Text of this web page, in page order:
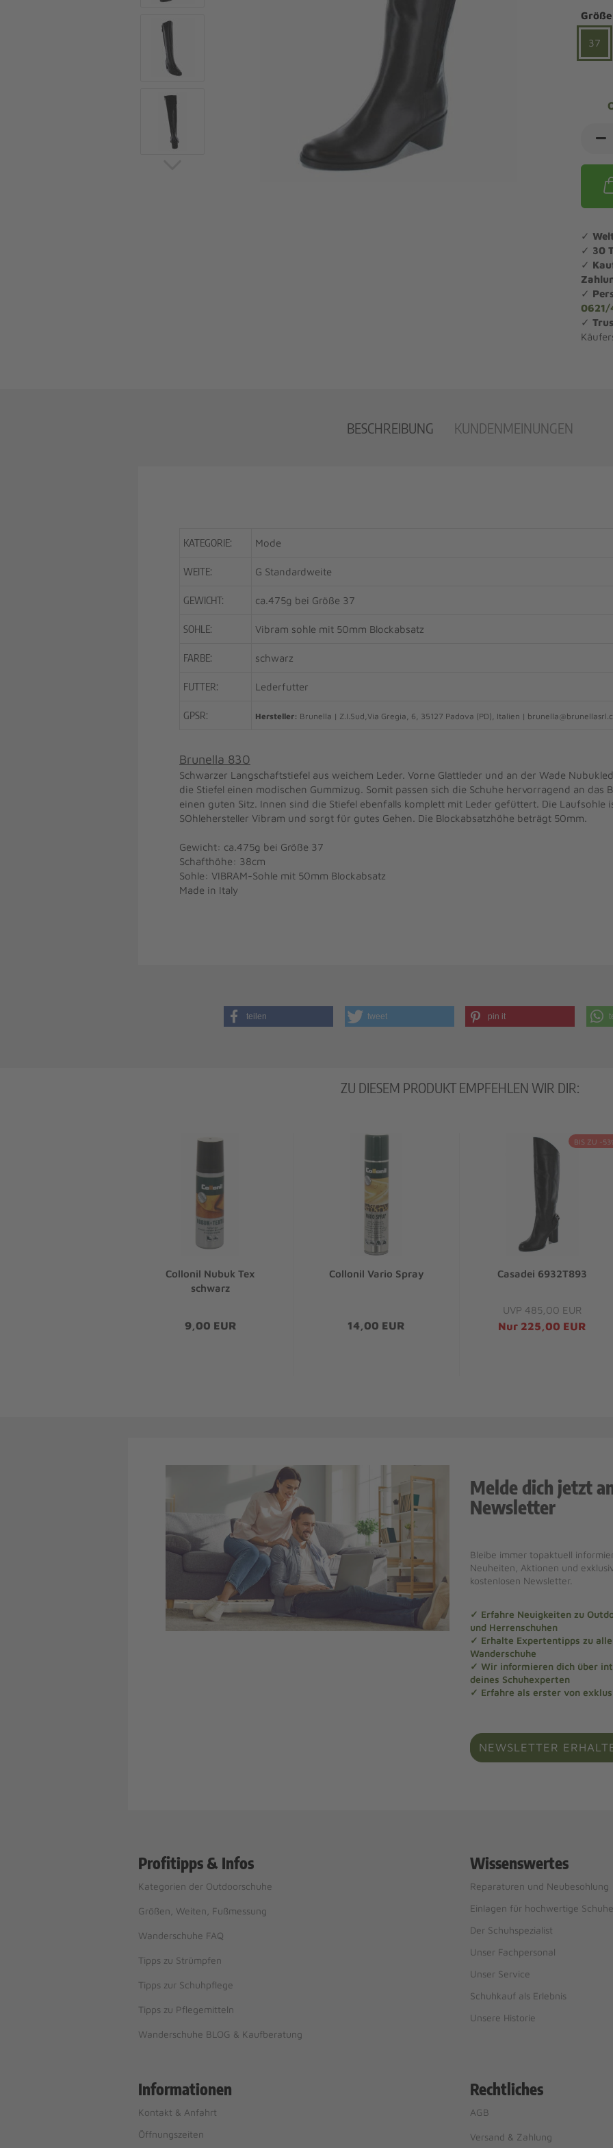
Jagdschuhe
Jagdschuhe für Damen
Winterjagd und
Gummistiefel
Zwiegenähte Jagdschuhe
Pflege und Leisten -
Socken und Strümpfe -
Steigeisen und Gamaschen
Stiefeletten Komfort
Sandaletten
Komfortschuhe Sale
37
✓
✓ 30
✓
✓
0621/
✓
BESCHREIBUNG KUNDENMEINUNGEN
KATEGORIE: Mode
WEITE: G Standardweite
GEWICHT: ca.475g bei Größe 37
SOHLE: Vibram sohle mit 50mm Blockabsatz
FARBE: schwarz
FUTTER: Lederfutter
GPSR: Hersteller: Brunella | Z.I.Sud,Via Gregia, 6, 35127 Padova (PD), Italien |
Brunella 830
Schwarzer Langschaftstiefel aus weichem Leder. Vorne Glattleder und an der Wade
die Stiefel einen modischen Gummizug. Somit passen sich die Schuhe hervorragend an das
einen guten Sitz. Innen sind die Stiefel ebenfalls komplett mit Leder gefüttert. Die Laufsohle
SOhlehersteller Vibram und sorgt für gutes Gehen. Die Blockabsatzhöhe beträgt 50mm.
Gewicht: ca.475g bei Größe 37
Schafthöhe: 38cm
Sohle: VIBRAM-Sohle mit 50mm Blockabsatz
Made in Italy
teilen tweet pin it
ZU DIESEM PRODUKT EMPFEHLEN WIR DIR:
Collonil Nubuk Tex
schwarz
9,00 EUR
Collonil Vario Spray
14,00 EUR
BIS ZU -
Casadei 6932T893
UVP 485,00 EUR
Nur 225,00 EUR
Melde dich jetzt
Newsletter
Bleibe immer topaktuell
Neuheiten, Aktionen und
kostenlosen Newsletter.
✓ Erfahre Neuigkeiten zu
und Herrenschuhen
✓ Erhalte Expertentipps zu
Wanderschuhe
✓ Wir informieren dich über
deines Schuhexperten
✓ Erfahre als erster von
NEWSLETTER
Profitipps & Infos
Kategorien der Outdoorschuhe
Größen, Weiten, Fußmessung
Wanderschuhe FAQ
Tipps zu Strümpfen
Tipps zur Schuhpflege
Tipps zu Pflegemitteln
Wanderschuhe BLOG & Kaufberatung
Wissenswertes
Reparaturen und Neubesohlung
Einlagen für hochwertige Schuhe
Der Schuhspezialist
Unser Fachpersonal
Unser Service
Schuhkauf als Erlebnis
Unsere Historie
Informationen
Kontakt & Anfahrt
Öffnungszeiten
Rechtliches
AGB
Versand & Zahlung